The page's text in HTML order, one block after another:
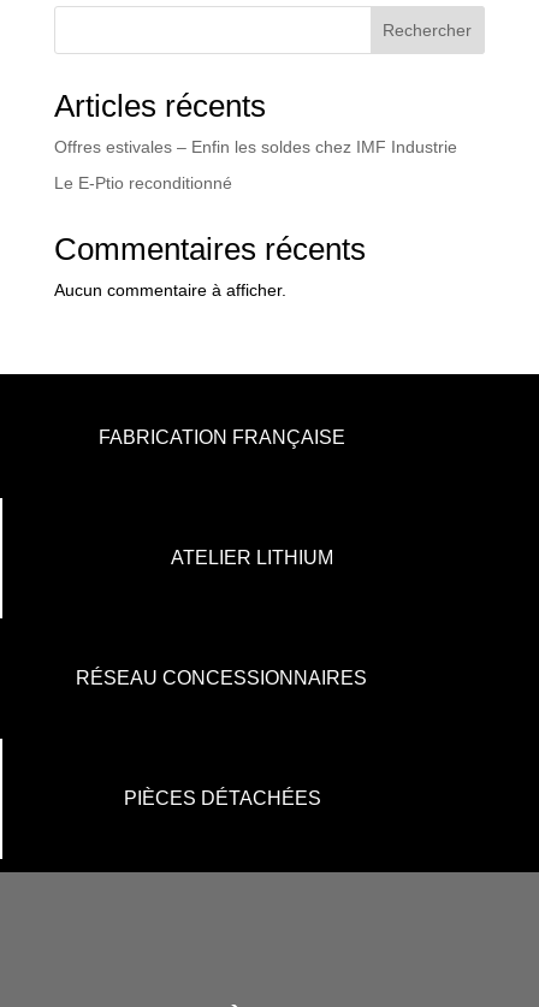
Rechercher
Articles récents
Offres estivales – Enfin les soldes chez IMF Industrie
Le E-Ptio reconditionné
Commentaires récents
Aucun commentaire à afficher.
FABRICATION FRANÇAISE
ATELIER LITHIUM
RÉSEAU CONCESSIONNAIRES
PIÈCES DÉTACHÉES